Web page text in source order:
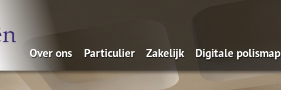
Over ons Particulier Zakelijk Digitale polismap